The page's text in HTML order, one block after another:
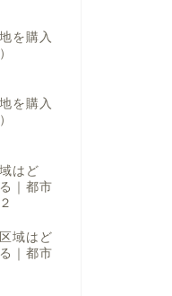
を購入
を購入
はど
｜都市
域はど
｜都市